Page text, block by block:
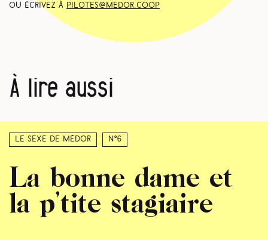
ou écrivez à pilotes@medor.coop
À lire aussi
Le sexe de Médor N°6
La bonne dame et
la p’tite stagiaire